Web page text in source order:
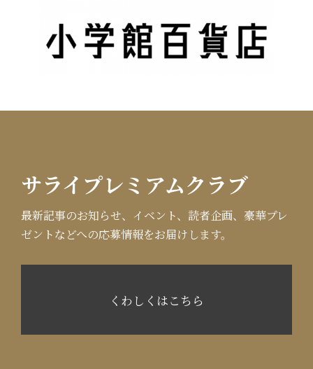
サライプレミアムクラブ
最新記事のお知らせ、イベント、読者企画、豪華プレ
ゼントなどへの応募情報をお届けします。
くわしくはこちら